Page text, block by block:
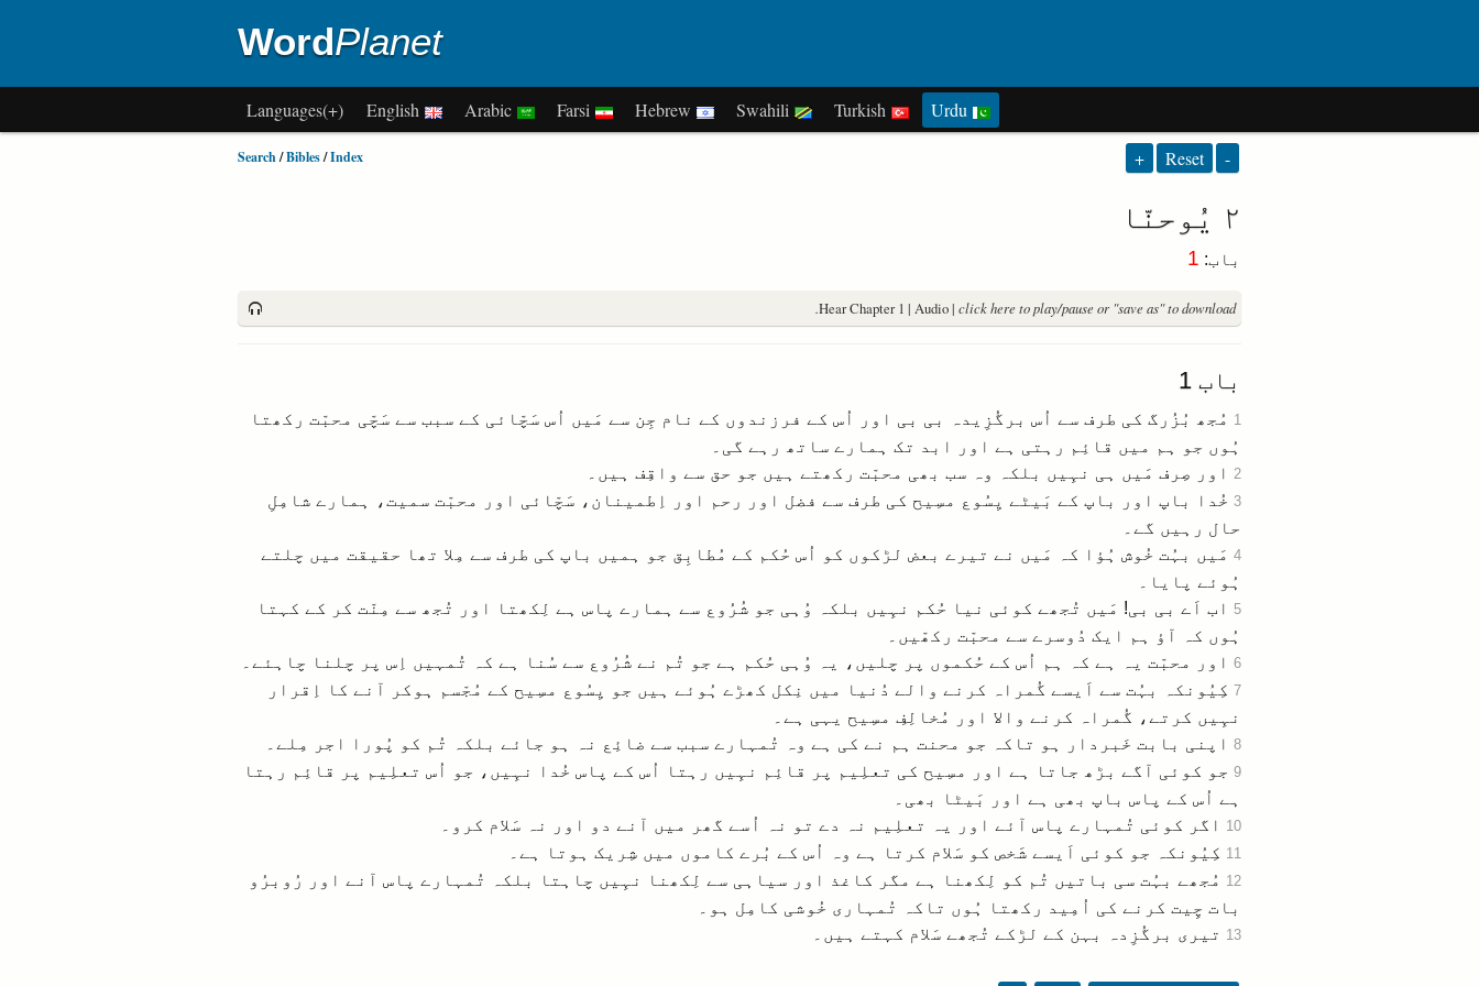
WordPlanet
(+)Languages
Search/Bibles/Index -
Reset
+
۲ یُوحنّا
باب:
1
Hear Chapter 1 | Audio | click here to play/pause or "save as" to download.
باب
1 مُجھ بُزُرگ کی طرف سے اُس برگُزِیدہ بی بی اور اُس کے فرزندوں کے نام جِن سے مَیں اُس سَچّائی کے سبب سے سَچّی محبّت رکھتا
ہُوں جو ہم میں قائِم رہتی ہے اور ابد تک ہمارے ساتھ رہے گی۔
2 اور صِرف مَیں ہی نہِیں بلکہ وہ سب بھی محبّت رکھتے ہیں جو حق سے واقِف ہیں۔
3 خُدا باپ اور باپ کے بَیٹے یِسُوع مسِیح کی طرف سے فضل اور رحم اور اِطمینان، سَچّائی اور محبّت سمیت، ہمارے شامِلِ
حال رہیں گے۔
4 مَیں بہُت خُوش ہُؤا کہ مَیں نے تیرے بعض لڑکوں کو اُس حُکم کے مُطابِق جو ہمیں باپ کی طرف سے مِلا تھا حقیقت میں چلتے
ہُوئے پایا۔
5 اب اَے بی بی! مَیں تُجھے کوئی نیا حُکم نہِیں بلکہ وُہی جو شُرُوع سے ہمارے پاس ہے لِکھتا اور تُجھ سے مِنّت کر کے کہتا
ہُوں کہ آؤ ہم ایک دُوسرے سے محبّت رکھّیں۔
6 اور محبّت یہ ہے کہ ہم اُس کے حُکموں پر چلیں، یہ وُہی حُکم ہے جو تُم نے شُرُوع سے سُنا ہے کہ تُمہیں اِس پر چلنا چاہئے۔
7 کِیُونکہ بہُت سے اَیسے گُمراہ کرنے والے دُنیا میں نِکل کھڑے ہُوئے ہیں جو یِسُوع مسِیح کے مُجّسم ہوکر آنے کا اِقرار
نہِیں کرتے، گُمراہ کرنے والا اور مُخالِفِ مسِیح یہی ہے۔
8 اپنی بابت خَبردار ہو تاکہ جو محنت ہم نے کی ہے وہ تُمہارے سبب سے ضائِع نہ ہو جائے بلکہ تُم کو پُورا اجر مِلے۔
9 جو کوئی آگے بڑھ جاتا ہے اور مسِیح کی تعلِیم پر قائِم نہِیں رہتا اُس کے پاس خُدا نہِیں، جو اُس تعلِیم پر قائِم رہتا
ہے اُس کے پاس باپ بھی ہے اور بَیٹا بھی۔
10 اگر کوئی تُمہارے پاس آئے اور یہ تعلِیم نہ دے تو نہ اُسے گھر میں آنے دو اور نہ سَلام کرو۔
11 کِیُونکہ جو کوئی اَیسے شَخص کو سَلام کرتا ہے وہ اُس کے بُرے کاموں میں شِریک ہوتا ہے۔
12 مُجھے بہُت سی باتیں تُم کو لِکھنا ہے مگر کاغذ اور سیاہی سے لِکھنا نہِیں چاہتا بلکہ تُمہارے پاس آنے اور رُوبرُو
بات چِیت کرنے کی اُمِید رکھتا ہُوں تاکہ تُمہاری خُوشی کامِل ہو۔
13 تیری برگُزِدہ بہن کے لڑکے تُجھے سَلام کہتے ہیں۔